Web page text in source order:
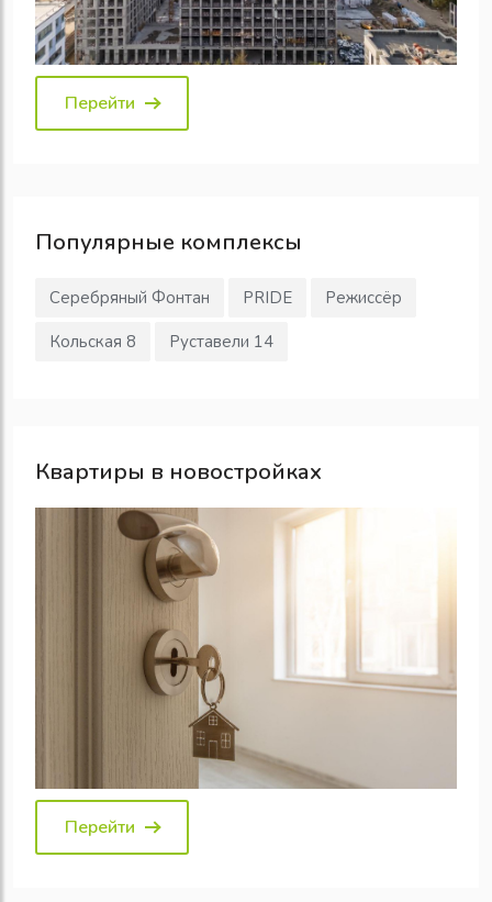
Перейти
Популярные комплексы
Серебряный Фонтан PRIDE
Режиссёр
Кольская 8
Руставели 14
Квартиры в новостройках
Перейти